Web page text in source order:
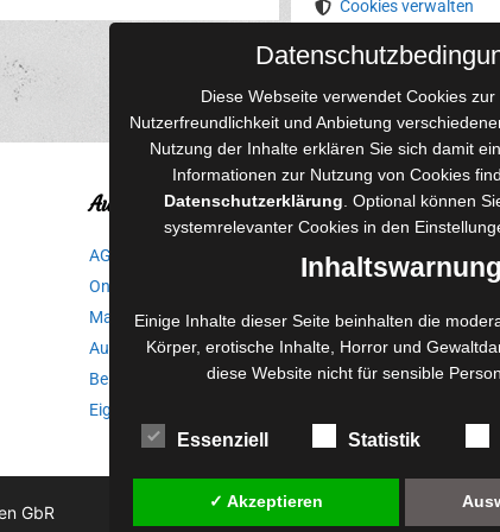
Cookies verwalten
YouTube
Autorinnen und Autoren
AGB für Medienprojekte
Online-Artikel
Manuskripte einreichen
Ausschreibungen
Belegexemplare
Eigenbedarfsexemplare
Content-
Fotorestauration
Creative Artwork
Fotobearbeitung
MPS Fotografie
GbR
Diese Webseite verwendet Cookies
Nutzerfreundlichkeit und Anbietung
Nutzung der Inhalte erklären Sie sich damit
Informationen zur Nutzung von Cookies
Datenschutzerklärung . Optional können
systemrelevanter Cookies in den
Inhaltswarnung
Einige Inhalte dieser Seite beinhalten die
Körper, erotische Inhalte, Horror und
diese Website nicht für sensible
Essenziell Statistik
✓ Akzeptieren